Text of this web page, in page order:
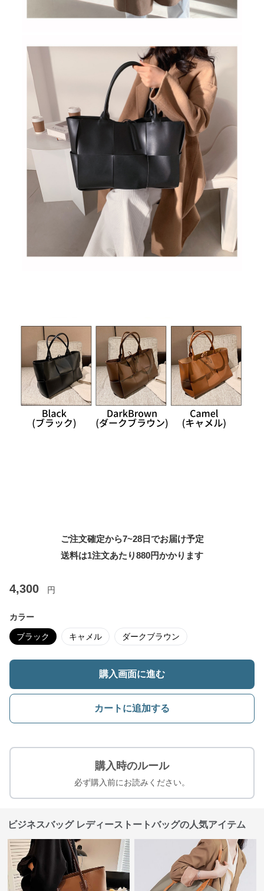
ご注文確定から7~28日でお届け予定
送料は1注文あたり880円かかります
4,300 円
カラー
ブラック キャメル ダークブラウン
購入画面に進む
カートに追加する
購入時のルール
必ず購入前にお読みください。
ビジネスバッグ レディーストートバッグの人気アイテム